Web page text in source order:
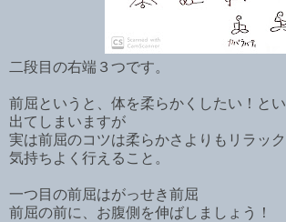
二段目の右端３つです。
前屈というと、体を柔らかくしたい！と
出てしまいますが
実は前屈のコツは柔らかさよりもリラック
気持ちよく行えること。
一つ目の前屈はがっせき前屈
前屈の前に、お腹側を伸ばしましょう！